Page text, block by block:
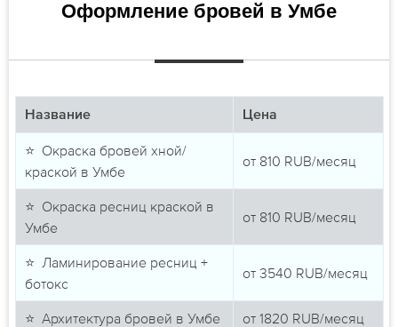
Оформление бровей в Умбе
Название Цена
⭐ Окраска бровей хной/
краской в Умбе
от 810 RUB/месяц
⭐ Окраска ресниц краской в
Умбе
от 810 RUB/месяц
⭐ Ламинирование ресниц +
ботокс
от 3540 RUB/месяц
⭐ Архитектура бровей в Умбе от 1820 RUB/месяц